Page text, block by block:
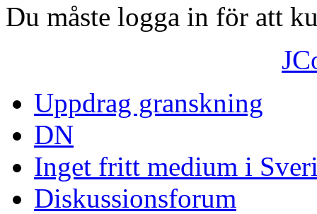
Du måste logga in för att
Uppdrag granskning
DN
Inget fritt medium i
Diskussionsforum